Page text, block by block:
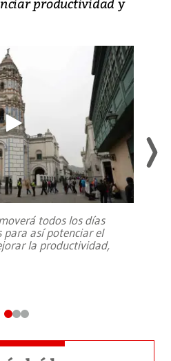
todos los días
para así potenciar el
la productividad,